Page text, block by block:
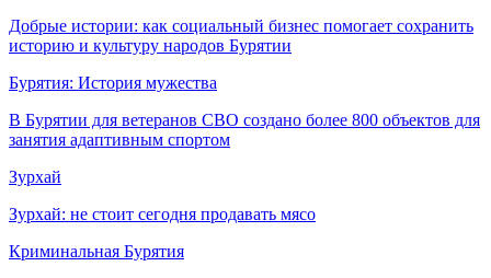
Добрые истории: как социальный бизнес помогает сохранить
историю и культуру народов Бурятии
Бурятия: История мужества
В Бурятии для ветеранов СВО создано более 800 объектов для
занятия адаптивным спортом
Зурхай
Зурхай: не стоит сегодня продавать мясо
Криминальная Бурятия